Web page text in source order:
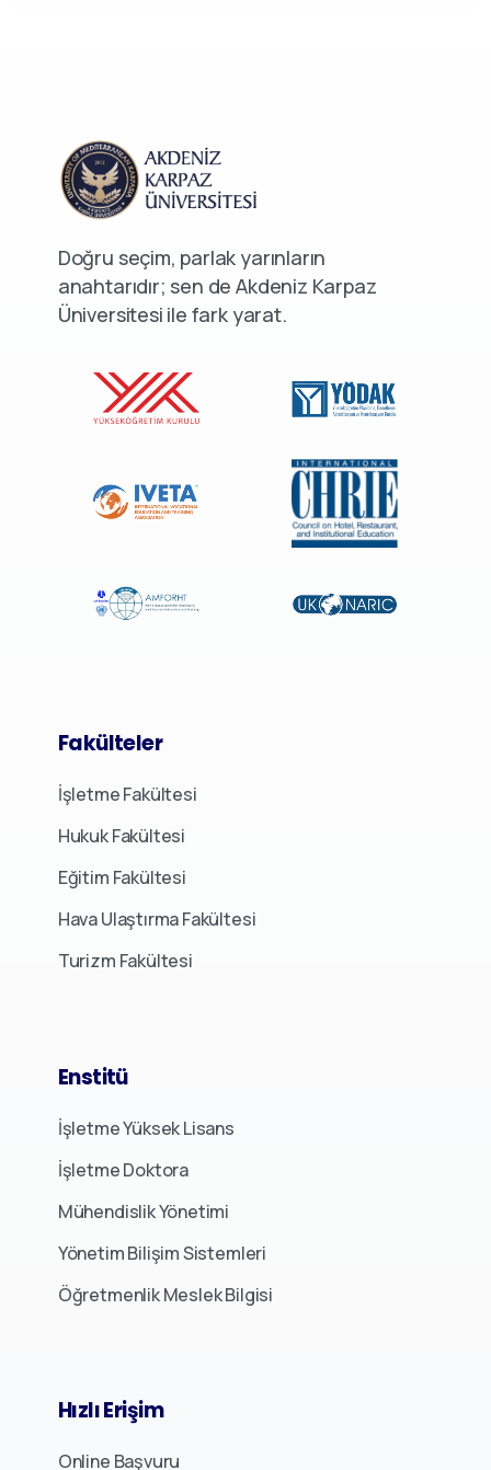
Doğru seçim, parlak yarınların
anahtarıdır; sen de Akdeniz Karpaz
Üniversitesi ile fark yarat.
Fakülteler
İşletme Fakültesi
Hukuk Fakültesi
Eğitim Fakültesi
Hava Ulaştırma Fakültesi
Turizm Fakültesi
Enstitü
İşletme Yüksek Lisans
İşletme Doktora
Mühendislik Yönetimi
Yönetim Bilişim Sistemleri
Öğretmenlik Meslek Bilgisi
HızlıErişim
Online Başvuru